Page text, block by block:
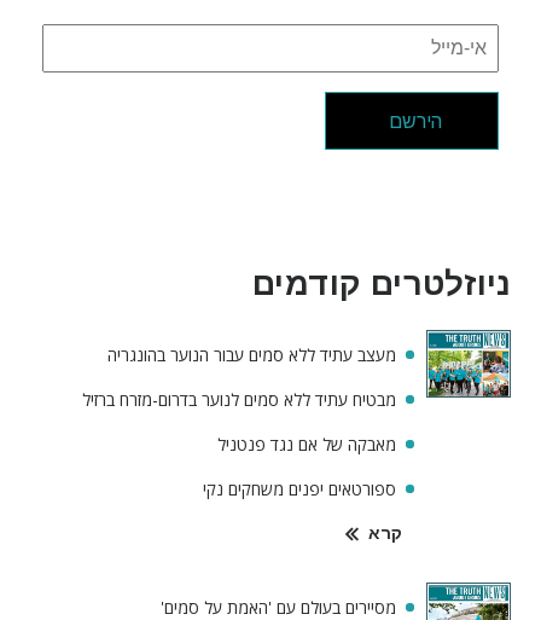
הירשם
ניוזלטרים קודמים
מעצב עתיד ללא סמים עבור הנוער בהונגריה
מבטיח עתיד ללא סמים לנוער בדרום-מזרח ברזיל
מאבקה של אם נגד פנטניל
ספורטאים יפנים משחקים נקי
קרא
מסיירים בעולם עם 'האמת על סמים'